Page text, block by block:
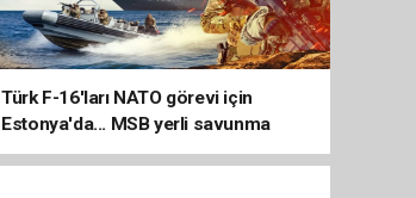
Türk F-16'ları NATO görevi için
Estonya'da... MSB yerli savunma
sistemleriyle güçleniyor